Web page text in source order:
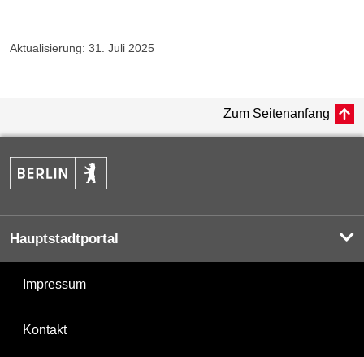
Aktualisierung: 31. Juli 2025
Zum Seitenanfang
Hauptstadtportal
Impressum
Kontakt